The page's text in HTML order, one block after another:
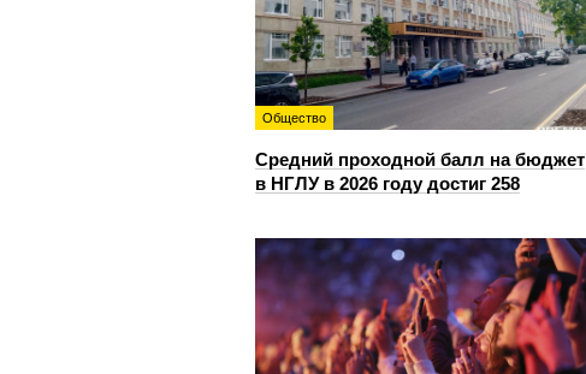
Общество
Средний проходной балл на бюджет
в НГЛУ в 2026 году достиг 258